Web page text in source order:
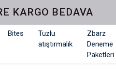
KARGO BEDAVA
Bites
Tuzlu
atıştırmalık
Zbarz
Deneme
Paketleri